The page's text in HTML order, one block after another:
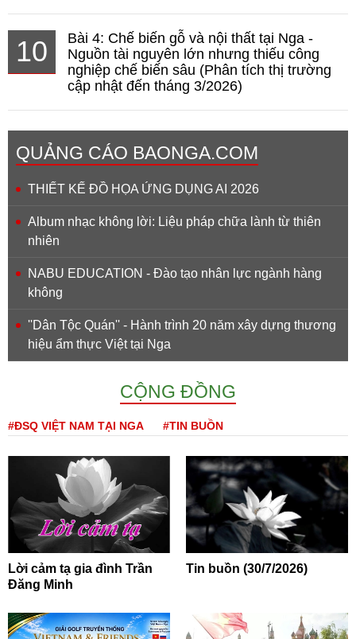
10
Bài 4: Chế biến gỗ và nội thất tại Nga -
Nguồn tài nguyên lớn nhưng thiếu công
nghiệp chế biến sâu (Phân tích thị trường
cập nhật đến tháng 3/2026)
QUẢNG CÁO BAONGA.COM
THIẾT KẾ ĐỒ HỌA ỨNG DỤNG AI 2026
Album nhạc không lời: Liệu pháp chữa lành từ thiên
nhiên
NABU EDUCATION - Đào tạo nhân lực ngành hàng
không
''Dân Tộc Quán'' - Hành trình 20 năm xây dựng thương
hiệu ẩm thực Việt tại Nga
CỘNG ĐỒNG
#ĐSQ VIỆT NAM TẠI NGA #TIN BUỒN
Lời cảm tạ gia đình Trần
Đăng Minh
Tin buồn (30/7/2026)